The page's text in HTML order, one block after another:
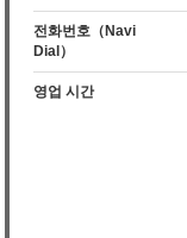
전화번호（Navi
Dial）
영업 시간